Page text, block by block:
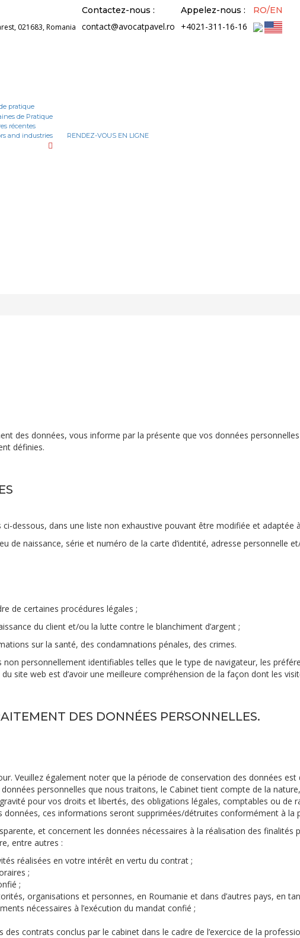
021683, Romania
Contactez-nous :
contact@avocatpavel.ro
Appelez-nous :
+4021-311-16-16
RO/EN
pratique
de Pratique
récentes
and industries
RENDEZ-VOUS EN LIGNE
des données, vous informe par la présente que vos données
définies.
dessous, dans une liste non exhaustive pouvant être modifiée et adaptée
de naissance, série et numéro de la carte d’identité, adresse personnelle
de certaines procédures légales ;
du client et/ou la lutte contre le blanchiment d’argent ;
sur la santé, des condamnations pénales, des crimes.
personnellement identifiables telles que le type de navigateur, les
site web est d’avoir une meilleure compréhension de la façon dont les
DES DONNÉES PERSONNELLES.
Veuillez également noter que la période de conservation des données
personnelles que nous traitons, le Cabinet tient compte de la
pour vos droits et libertés, des obligations légales, comptables ou de
ces informations seront supprimées/détruites conformément à la
et concernent les données nécessaires à la réalisation des finalités
entre autres :
réalisées en votre intérêt en vertu du contrat ;
;
;
organisations et personnes, en Roumanie et dans d’autres pays, en
nécessaires à l’exécution du mandat confié ;
contrats conclus par le cabinet dans le cadre de l’exercice de la